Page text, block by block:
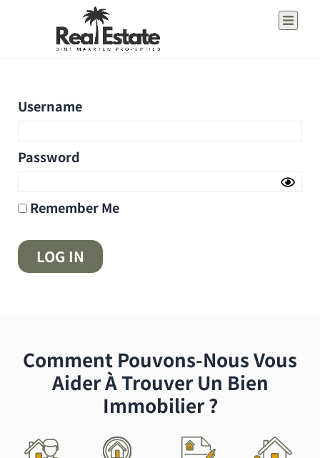
Username
Password
Remember Me
Comment Pouvons-Nous Vous
Aider À Trouver Un Bien
Immobilier ?